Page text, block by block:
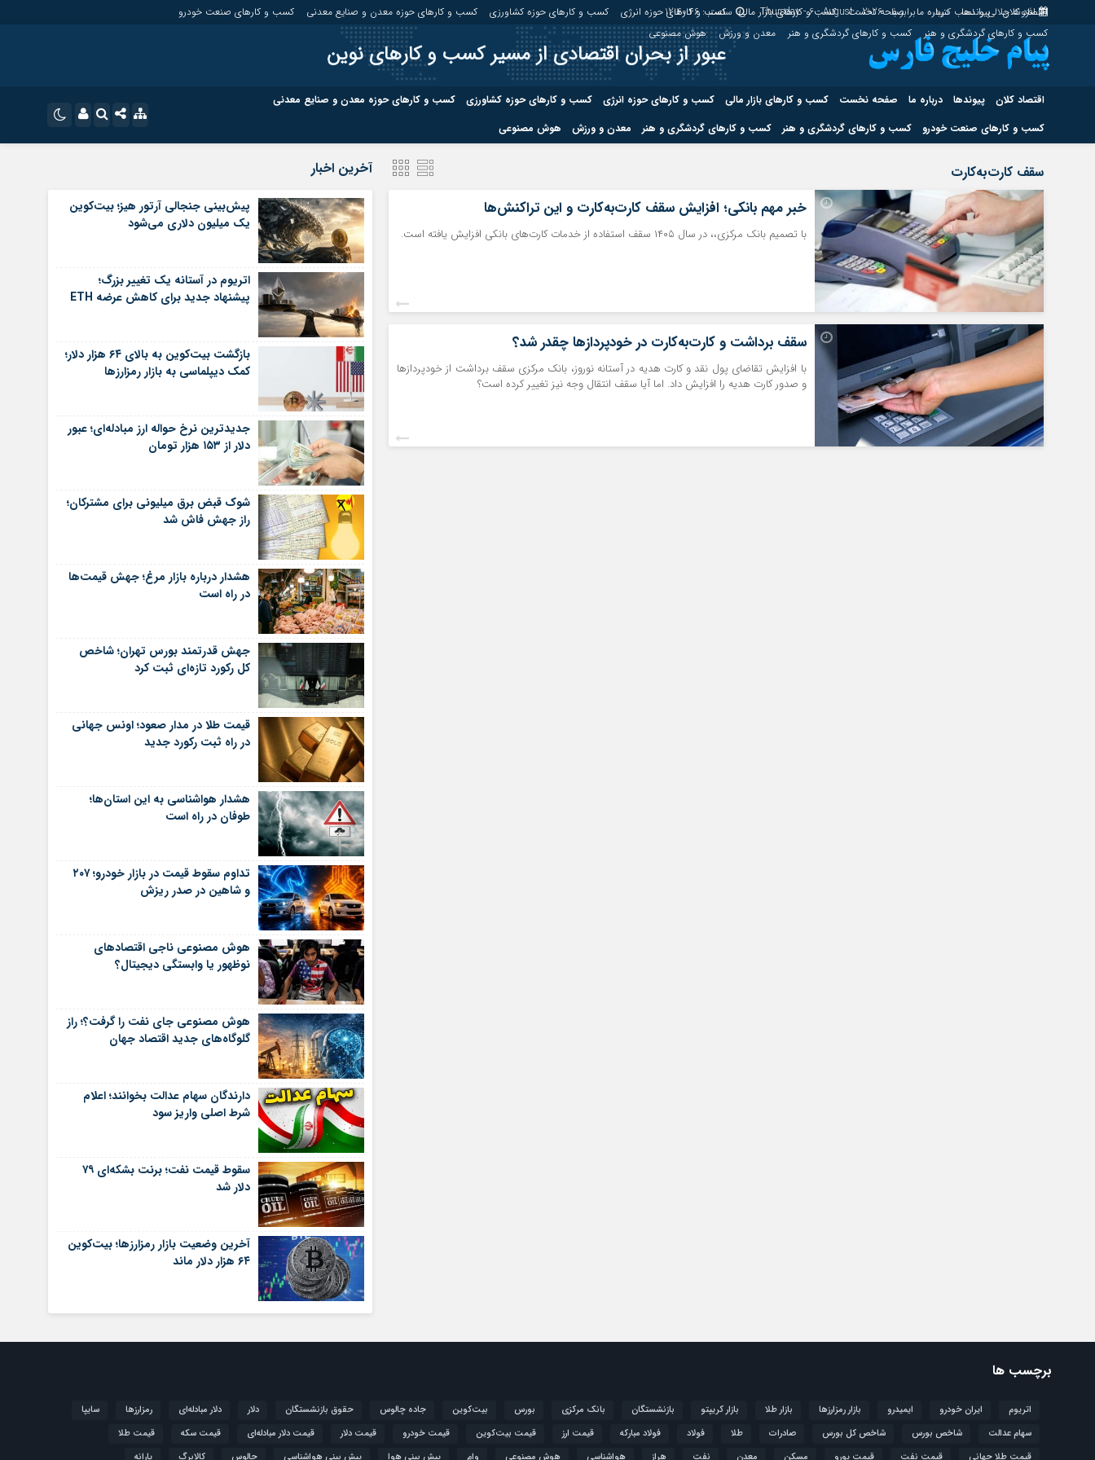
افزونه جلالی را نصب کنید. برابر با : Thursday - 6 - August - 2026 ساعت :12:40:47 اقتصاد کلان پیوندها درباره ما صفحه نخست کسب و کارهای بازار مالی کسب و کارهای حوزه انرژی کسب و کارهای حوزه کشاورزی کسب و کارهای حوزه معدن و صنایع معدنی
کسب و کارهای صنعت خودرو
کسب و کارهای گردشگری و هنر
کسب و کارهای گردشگری و هنر معدن و ورزش هوش مصنوعی
عبور از بحران اقتصادی از مسیر کسب و کارهای نوین
اقتصاد کلان پیوندها درباره ما صفحه نخست کسب و کارهای بازار مالی کسب و کارهای حوزه انرژی کسب و کارهای حوزه کشاورزی
کسب و کارهای حوزه معدن و صنایع معدنی
کسب و کارهای صنعت خودرو
کسب و کارهای گردشگری و هنر کسب و کارهای گردشگری و هنر معدن و ورزش هوش مصنوعی
سروش
آپارات
رمز عبور
مرا به خاطر بسپار
صفحه نخست
کسب و کارهای حوزه انرژی کسب و کارهای حوزه کشاورزی کسب و کارهای حوزه معدن و
صنایع معدنی
کسب و کارهای صنعت خودرو کسب و کارهای گردشگری و هنر
کسب و کارهای گردشگری و هنر
هوش مصنوعی
سقف کارت‌به‌کارت
خبر مهم بانکی؛ افزایش سقف کارت‌به‌کارت و این تراکنش‌ها
با تصمیم بانک مرکزی،، در سال ۱۴۰۵ سقف استفاده از خدمات کارت‌های بانکی افزایش یافته است.
سقف برداشت و کارت‌به‌کارت در خودپردازها چقدر شد؟
با افزایش تقاضای پول نقد و کارت هدیه در آستانه نوروز، بانک مرکزی سقف برداشت از خودپردازها
و صدور کارت هدیه را افزایش داد. اما آیا سقف انتقال وجه نیز تغییر کرده است؟
آخرین اخبار
پیش‌بینی جنجالی آرتور هیز؛ بیت‌کوین
یک میلیون دلاری می‌شود
اتریوم در آستانه یک تغییر بزرگ؛
پیشنهاد جدید برای کاهش عرضه ETH
بازگشت بیت‌کوین به بالای ۶۴ هزار دلار؛
کمک دیپلماسی به بازار رمزارزها
جدیدترین نرخ حواله ارز مبادله‌ای؛ عبور
دلار از ۱۵۳ هزار تومان
شوک قبض برق میلیونی برای مشترکان؛
راز جهش فاش شد
هشدار درباره بازار مرغ؛ جهش قیمت‌ها
در راه است
جهش قدرتمند بورس تهران؛ شاخص
کل رکورد تازه‌ای ثبت کرد
قیمت طلا در مدار صعود؛ اونس جهانی
در راه ثبت رکورد جدید
هشدار هواشناسی به این استان‌ها؛
طوفان در راه است
تداوم سقوط قیمت در بازار خودرو؛ ۲۰۷
و شاهین در صدر ریزش
هوش مصنوعی ناجی اقتصادهای
نوظهور یا وابستگی دیجیتال؟
هوش مصنوعی جای نفت را گرفت؟؛ راز
گلوگاه‌های جدید اقتصاد جهان
دارندگان سهام عدالت بخوانند؛ اعلام
شرط اصلی واریز سود
سقوط قیمت نفت؛ برنت بشکه‌ای ۷۹
دلار شد
آخرین وضعیت بازار رمزارزها؛ بیت‌کوین
۶۴ هزار دلار ماند
برچسب ها
اتریوم ایران خودرو ایمیدرو بازار رمزارزها بازار طلا بازار کریپتو بازنشستگان بانک مرکزی بورس بیت‌کوین جاده چالوس حقوق بازنشستگان دلار دلار مبادله‌ای رمزارزها
سایپا
سهام عدالت
شاخص بورس شاخص کل بورس صادرات طلا فولاد فولاد مبارکه قیمت ارز قیمت بیت‌کوین قیمت خودرو قیمت دلار قیمت دلار مبادله‌ای قیمت سکه
قیمت طلا
قیمت طلا جهانی
قیمت نفت قیمت یورو مسکن معدن نفت هراز هواشناسی هوش مصنوعی وام پیش بینی هوا پیش بینی هواشناسی چالوس کالابرگ یارانه